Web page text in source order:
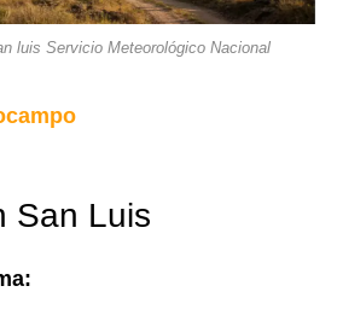
luis Servicio Meteorológico Nacional
San Luis